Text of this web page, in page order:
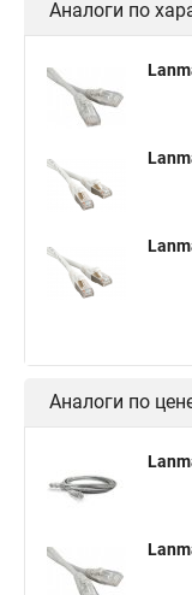
Аналоги по
Аналоги по